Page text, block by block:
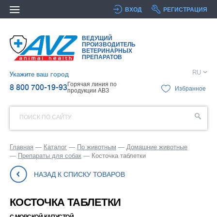
ВХОД РЕГИСТРАЦИЯ
ВЕДУЩИЙ
ПРОИЗВОДИТЕЛЬ
ВЕТЕРИНАРНЫХ
ПРЕПАРАТОВ
Укажите ваш город
8 800 700-19-93Горячая линия по
продукции АВЗ
RU
Избранное
ПОИСК ПО САЙТУ
Главная Каталог По животным
Домашние животные
Препараты для собак
Косточка таблетки
НАЗАД К СПИСКУ ТОВАРОВ
КОСТОЧКА ТАБЛЕТКИ